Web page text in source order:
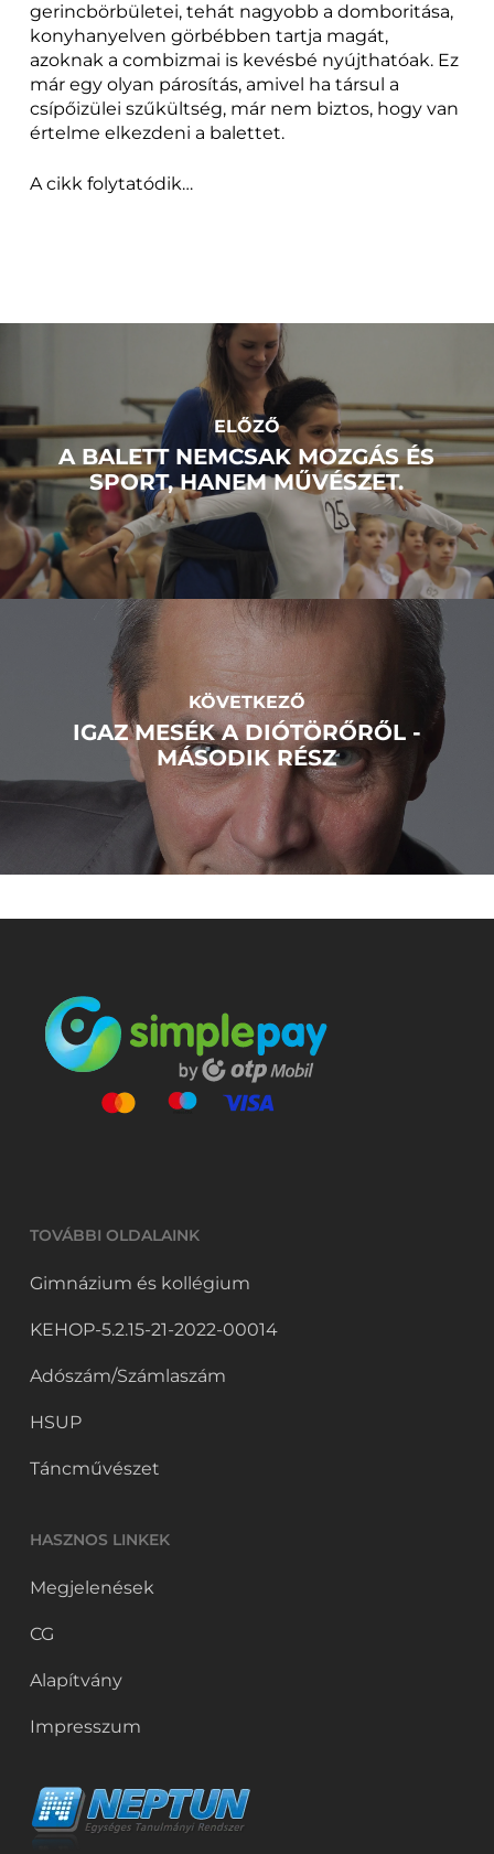
gerincbörbületei, tehát nagyobb a domboritása,
konyhanyelven görbébben tartja magát,
azoknak a combizmai is kevésbé nyújthatóak. Ez
már egy olyan párosítás, amivel ha társul a
csípőizülei szűkültség, már nem biztos, hogy van
értelme elkezdeni a balettet.
A cikk folytatódik…
ELŐZŐ
A BALETT NEMCSAK MOZGÁS ÉS
SPORT, HANEM MŰVÉSZET.
KÖVETKEZŐ
IGAZ MESÉK A DIÓTÖRŐRŐL -
MÁSODIK RÉSZ
TOVÁBBI OLDALAINK
Gimnázium és kollégium
KEHOP-5.2.15-21-2022-00014
Adószám/Számlaszám
HSUP
Táncművészet
HASZNOS LINKEK
Megjelenések
CG
Alapítvány
Impresszum